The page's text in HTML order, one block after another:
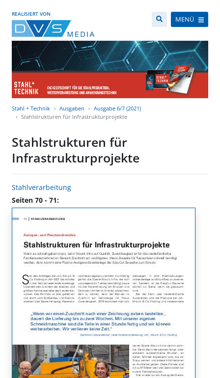
REALISIERT VON
MENÜ
Stahl + Technik Ausgaben
Ausgabe 6/7 (2021)
Stahlstrukturen für Infrastrukturprojekte
Stahlstrukturen für
Infrastrukturprojekte
Stahlverarbeitung
Seiten 70 - 71: